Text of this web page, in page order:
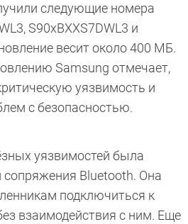
следующие номера
S90xBXXS7DWL3 и
весит около 400 МБ.
Samsung отмечает,
уязвимость и
с безопасностью.
уязвимостей была
сопряжения Bluetooth. Она
подключиться к
взаимодействия с ним. Еще